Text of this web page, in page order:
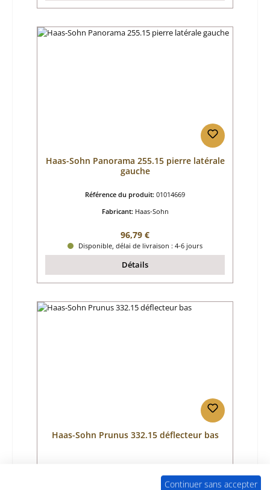
Haas-Sohn Panorama 255.15 pierre latérale
gauche
Référence du produit: 01014669
Fabricant: Haas-Sohn
Prix régulier :
96,79 €
Disponible, délai de livraison : 4-6 jours
Détails
Haas-Sohn Prunus 332.15 déflecteur bas
Haas-SohnContinuer sans accepter